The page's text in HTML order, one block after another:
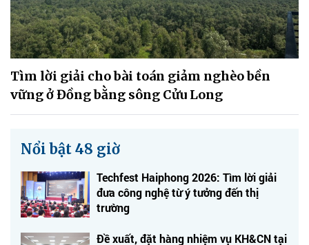
Tìm lời giải cho bài toán giảm nghèo bền
vững ở Đồng bằng sông Cửu Long
Nổi bật 48 giờ
Techfest Haiphong 2026: Tìm lời giải
đưa công nghệ từ ý tưởng đến thị
trường
Đề xuất, đặt hàng nhiệm vụ KH&CN tại